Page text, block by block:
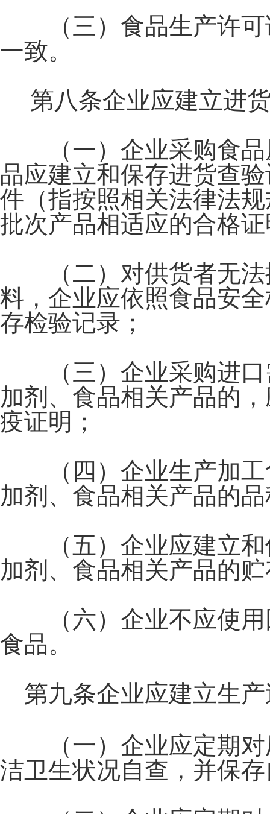
（三）食品生产许可
一致。
第八条企业应建立进
（一）企业采购食品
品应建立和保存进货查
件（指按照相关法律法
批次产品相适应的合格
（二）对供货者无法
料，企业应依照食品安
存检验记录；
（三）企业采购进口
加剂、食品相关产品的
疫证明；
（四）企业生产加工
加剂、食品相关产品的
（五）企业应建立和
加剂、食品相关产品的
（六）企业不应使用
食品。
第九条企业应建立生产
（一）企业应定期对
洁卫生状况自查，并保